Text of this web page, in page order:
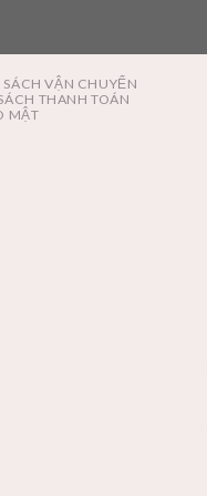
VẬN CHUYỂN
THANH TOÁN
MẬT